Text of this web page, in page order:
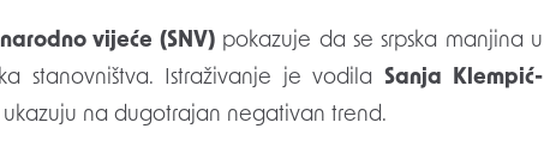
vijeće (SNV)pokazuje da se srpska manjina u
stanovništva. Istraživanje je vodilaSanja Klempić-
na dugotrajan negativan trend.